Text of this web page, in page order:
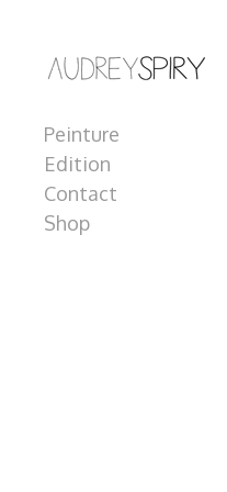
Peinture
Edition
Contact
Shop